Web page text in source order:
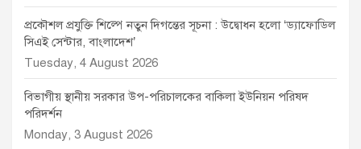
প্রকৌশল প্রযুক্তি শিল্পে নতুন দিগন্তের সূচনা : উদ্বোধন হলো ‘ড্যাফোডিল
সিএই সেন্টার, বাংলাদেশ’
Tuesday, 4 August 2026
বিভাগীয় স্থানীয় সরকার উপ-পরিচালকের বাকিলা ইউনিয়ন পরিষদ
পরিদর্শন
Monday, 3 August 2026